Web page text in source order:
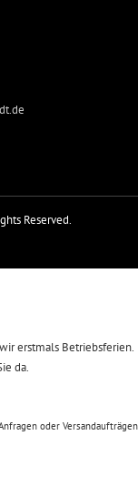
Reserved.
erstmals Betriebsferien.
da.
oder